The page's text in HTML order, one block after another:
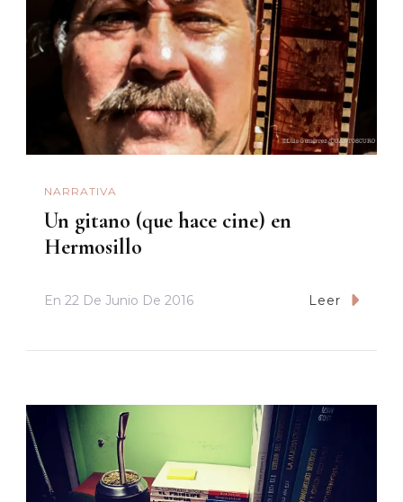
NARRATIVA
Un gitano (que hace cine) en
Hermosillo
En 22 De Junio De 2016 Leer